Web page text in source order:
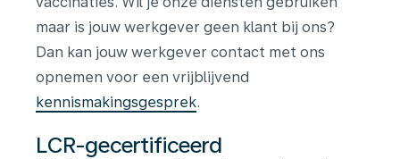
maar is jouw werkgever geen klant bij ons?
Dan kan jouw werkgever contact met ons
opnemen voor een vrijblijvend
kennismakingsgesprek.
LCR-gecertificeerd